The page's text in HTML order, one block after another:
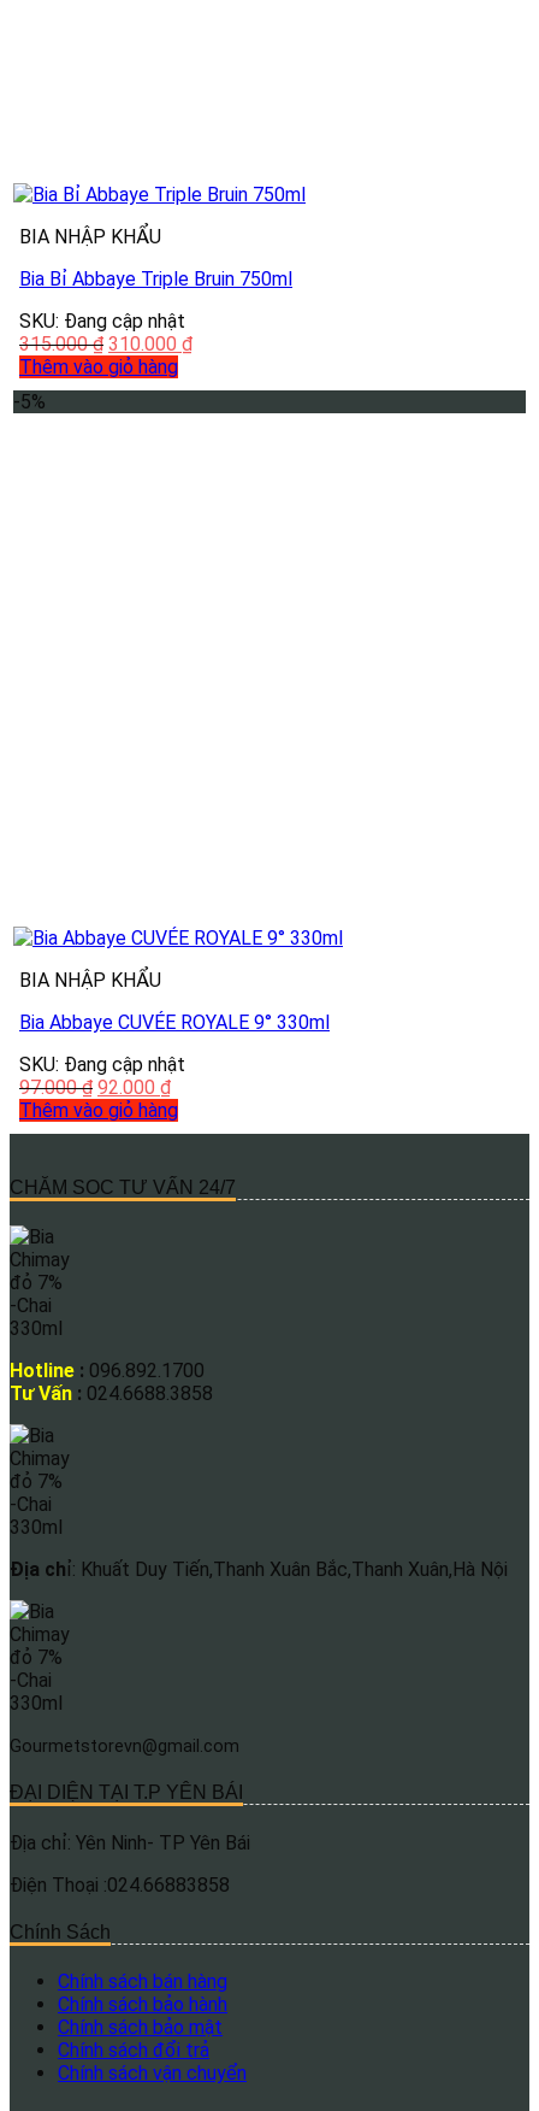
BIA NHẬP KHẨU
Bia Bỉ Abbaye Triple Bruin 750ml
SKU: Đang cập nhật
315.000₫ 310.000 ₫
Thêm vào giỏ hàng
-5%
BIA NHẬP KHẨU
Bia Abbaye CUVÉE ROYALE 9° 330ml
SKU: Đang cập nhật
97.000₫ 92.000 ₫
Thêm vào giỏ hàng
CHĂM SOC TƯ VẤN 24/7
Hotline : 096.892.1700
Tư Vấn : 024.6688.3858
Địa chỉ: Khuất Duy Tiến,Thanh Xuân Bắc,Thanh Xuân,Hà Nội
Gourmetstorevn@gmail.com
ĐẠI DIỆN TẠI T.P YÊN BÁI
Địa chỉ: Yên Ninh- TP Yên Bái
Điện Thoại :024.66883858
Chính Sách
Chính sách bán hàng
Chính sách bảo hành
Chính sách bảo mật
Chính sách đổi trả
Chính sách vận chuyển